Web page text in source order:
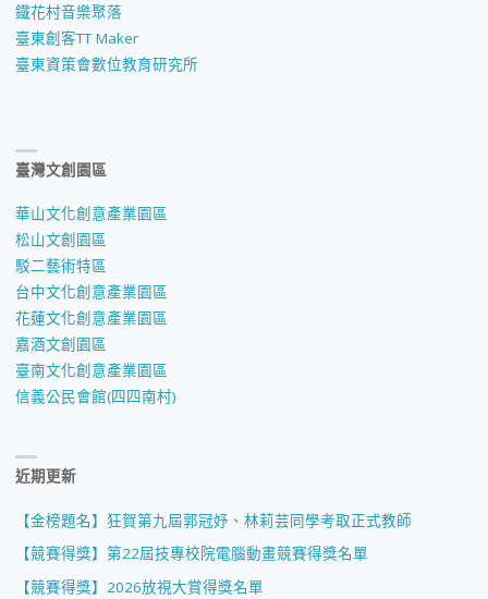
鐵花村音樂聚落
臺東創客TT Maker
臺東資策會數位教育研究所
臺灣文創園區
華山文化創意產業園區
松山文創園區
駁二藝術特區
台中文化創意產業園區
花蓮文化創意產業園區
嘉酒文創園區
臺南文化創意產業園區
信義公民會館(四四南村)
近期更新
【金榜題名】狂賀第九屆郭冠妤、林莉芸同學考取正式教師
【競賽得獎】第22屆技專校院電腦動畫競賽得獎名單
【競賽得獎】2026放視大賞得獎名單